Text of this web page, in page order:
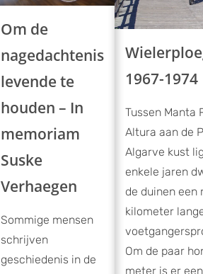
Om de
nagedachtenis
levende te
houden – In
memoriam
Suske
Verhaegen
Sommige mensen
schrijven
geschiedenis in de
1967-1974
Tussen Manta
Altura aan de
Algarve kust
enkele jaren
de duinen een
kilometer
Om de paar
meter is er een